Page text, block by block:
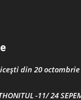
din 20 octombrie
-11/ 24